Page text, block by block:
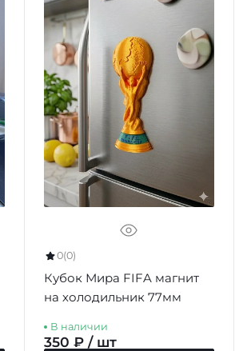
0(0)
Кубок Мира FIFA магнит
на холодильник 77мм
В наличии
350 ₽ / шт